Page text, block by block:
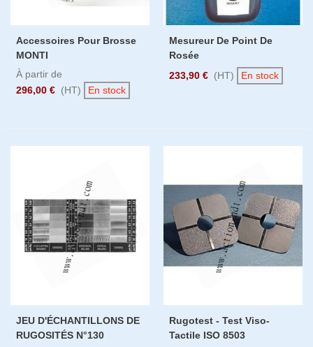
Accessoires Pour Brosse
MONTI
À partir de
296,00 € (HT) En stock
Mesureur De Point De
Rosée
233,90 € (HT) En stock
JEU D'ÉCHANTILLONS DE
RUGOSITÉS N°130
Rugotest - Test Viso-
Tactile ISO 8503